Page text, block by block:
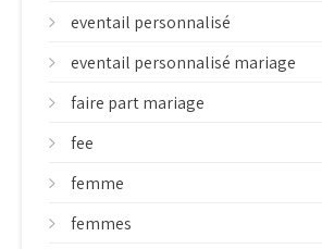
eventail personnalisé
eventail personnalisé mariage
faire part mariage
fee
femme
femmes